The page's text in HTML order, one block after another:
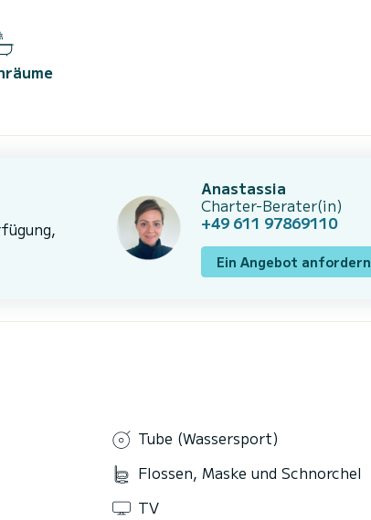
Anastassia
Charter-Berater(in)
+49 611 97869110
Ein Angebot anfordern
Tube (Wassersport)
Flossen, Maske und Schnorchel
TV